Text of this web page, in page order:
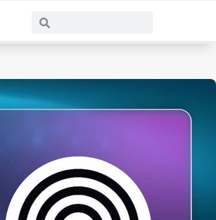
Buscar